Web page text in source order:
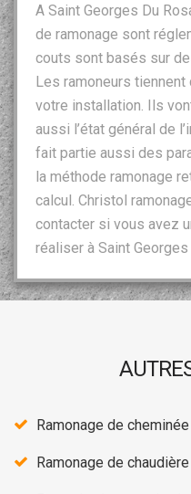
A Saint Georges Du
de ramonage sont
couts sont basés sur
Les ramoneurs
votre installation. Ils
aussi l’état général de
fait partie aussi des
la méthode ramonage
calcul. Christol
contacter si vous avez
réaliser à Saint
Ramonage de
Ramonage de